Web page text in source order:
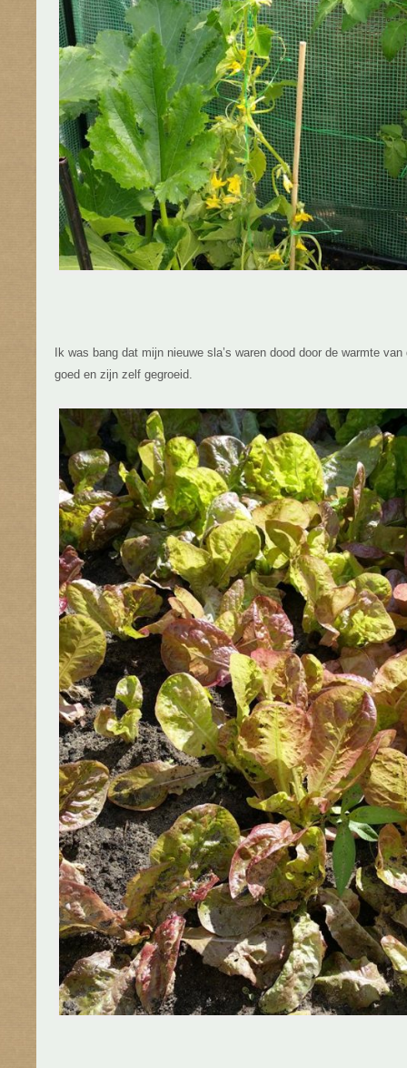
Ik was bang dat mijn nieuwe sla’s waren dood door de warmte
goed en zijn zelf gegroeid.